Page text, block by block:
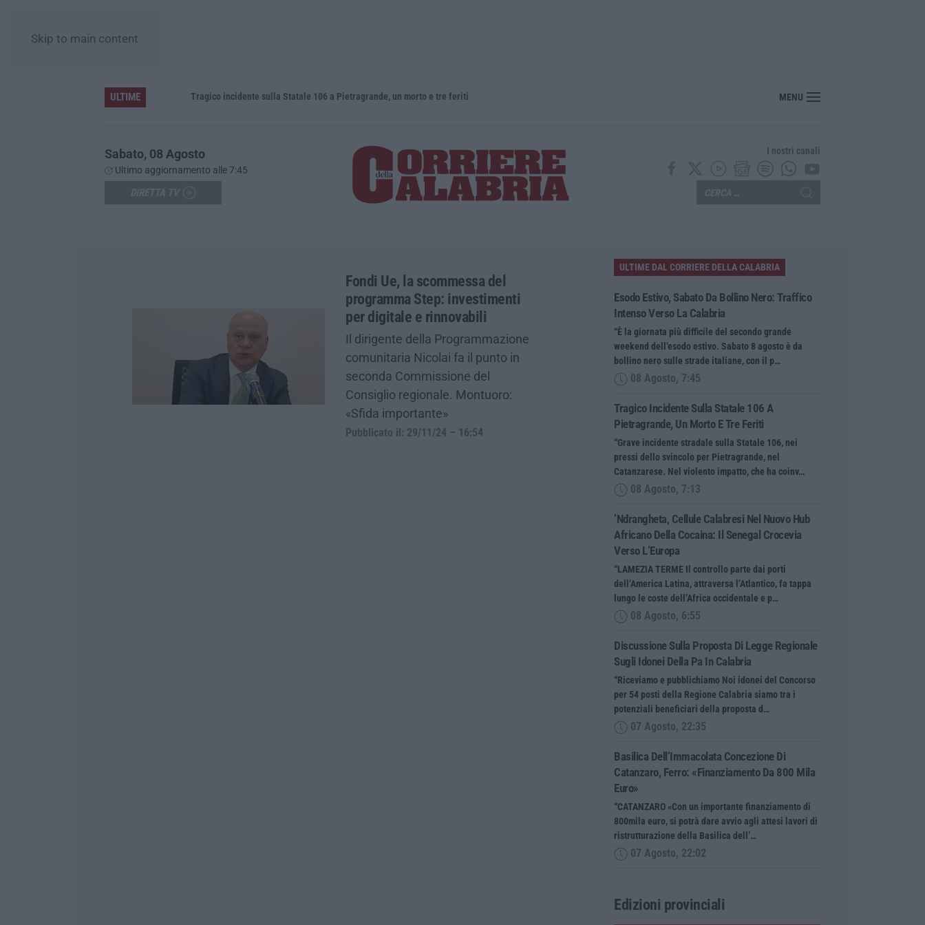
Skip to main content
ULTIME Tragico incidente sulla Statale 106 a Pietragrande, un morto e tre feriti MENU
Sabato, 08 Agosto
Ultimo aggiornamento alle 7:45
I nostri canali
Fondi Ue, la scommessa del
programma Step: investimenti
per digitale e rinnovabili
Il dirigente della Programmazione
comunitaria Nicolai fa il punto in
seconda Commissione del
Consiglio regionale. Montuoro:
«Sfida importante»
Pubblicato il: 29/11/24 – 16:54
ULTIME DAL CORRIERE DELLA CALABRIA
Esodo Estivo, Sabato Da Bollino Nero: Traffico
Intenso Verso La Calabria
“È la giornata più difficile del secondo grande
weekend dell’esodo estivo. Sabato 8 agosto è da
bollino nero sulle strade italiane, con il p…
08 Agosto, 7:45
Tragico Incidente Sulla Statale 106 A
Pietragrande, Un Morto E Tre Feriti
“Grave incidente stradale sulla Statale 106, nei
pressi dello svincolo per Pietragrande, nel
Catanzarese. Nel violento impatto, che ha coinv…
08 Agosto, 7:13
’Ndrangheta, Cellule Calabresi Nel Nuovo Hub
Africano Della Cocaina: Il Senegal Crocevia
Verso L’Europa
“LAMEZIA TERME Il controllo parte dai porti
dell’America Latina, attraversa l’Atlantico, fa tappa
lungo le coste dell’Africa occidentale e p…
08 Agosto, 6:55
Discussione Sulla Proposta Di Legge Regionale
Sugli Idonei Della Pa In Calabria
“Riceviamo e pubblichiamo Noi idonei del Concorso
per 54 posti della Regione Calabria siamo tra i
potenziali beneficiari della proposta d…
07 Agosto, 22:35
Basilica Dell’Immacolata Concezione Di
Catanzaro, Ferro: «finanziamento Da 800 Mila
Euro»
“CATANZARO «Con un importante finanziamento di
800mila euro, si potrà dare avvio agli attesi lavori di
ristrutturazione della Basilica dell’…
07 Agosto, 22:02
Edizioni provinciali